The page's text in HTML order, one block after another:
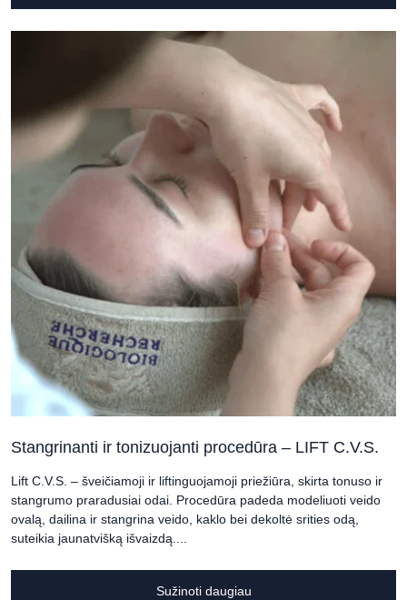
Stangrinanti ir tonizuojanti procedūra – LIFT C.V.S.
Lift C.V.S. – šveičiamoji ir liftinguojamoji priežiūra, skirta tonuso ir
stangrumo praradusiai odai. Procedūra padeda modeliuoti veido
ovalą, dailina ir stangrina veido, kaklo bei dekoltė srities odą,
suteikia jaunatvišką išvaizdą....
Sužinoti daugiau